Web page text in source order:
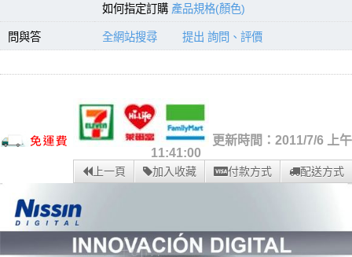
如何指定訂購 產品規格(顏色)
問與答 全網站搜尋 提出 詢問、評價
更新時間：2011/7/6 上午
11:41:00
上一頁 加入收藏 付款方式 配送方式